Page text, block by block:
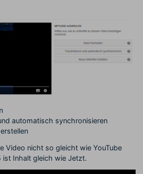
automatisch synchronisieren
Video nicht so gleicht wie YouTube
ist Inhalt gleich wie Jetzt.